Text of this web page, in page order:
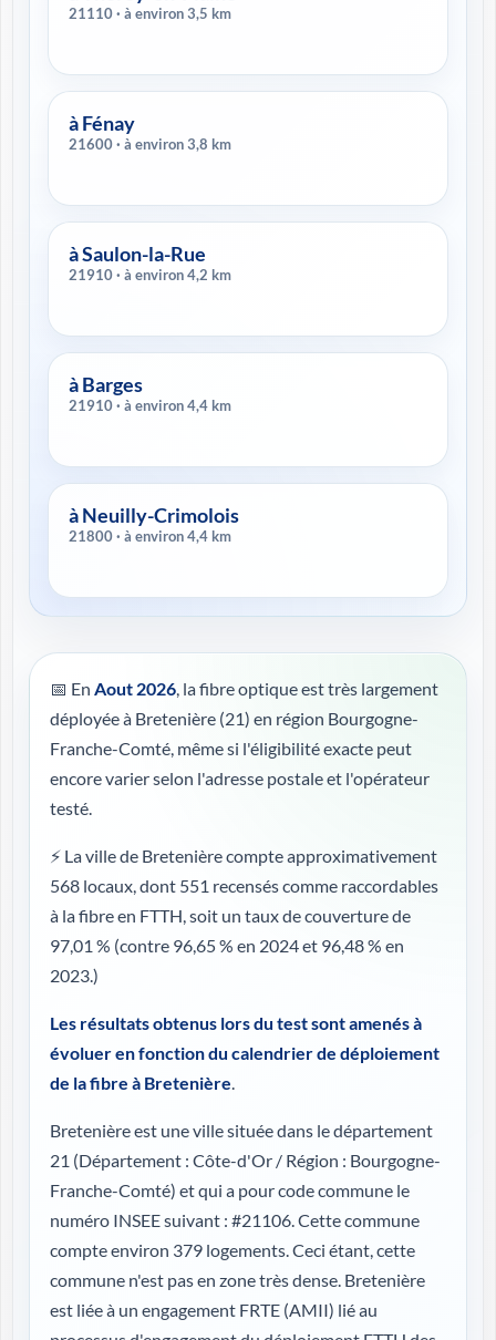
21110 · à environ 3,5 km
à Fénay
21600 · à environ 3,8 km
à Saulon-la-Rue
21910 · à environ 4,2 km
à Barges
21910 · à environ 4,4 km
à Neuilly-Crimolois
21800 · à environ 4,4 km
📅 En Aout 2026, la fibre optique est très largement
déployée à Bretenière (21) en région Bourgogne-
Franche-Comté, même si l'éligibilité exacte peut
encore varier selon l'adresse postale et l'opérateur
testé.
⚡ La ville de Bretenière compte approximativement
568 locaux, dont 551 recensés comme raccordables
à la fibre en FTTH, soit un taux de couverture de
97,01 % (contre 96,65 % en 2024 et 96,48 % en
2023.)
Les résultats obtenus lors du test sont amenés à
évoluer en fonction du calendrier de déploiement
de la fibre à Bretenière.
Bretenière est une ville située dans le département
21 (Département : Côte-d'Or / Région : Bourgogne-
Franche-Comté) et qui a pour code commune le
numéro INSEE suivant : #21106. Cette commune
compte environ 379 logements. Ceci étant, cette
commune n'est pas en zone très dense. Bretenière
est liée à un engagement FRTE (AMII) lié au